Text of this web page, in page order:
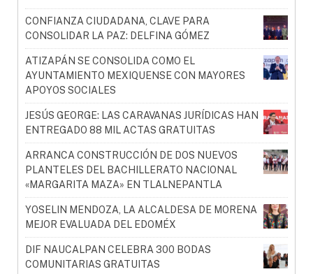
CONFIANZA CIUDADANA, CLAVE PARA
CONSOLIDAR LA PAZ: DELFINA GÓMEZ
ATIZAPÁN SE CONSOLIDA COMO EL
AYUNTAMIENTO MEXIQUENSE CON MAYORES
APOYOS SOCIALES
JESÚS GEORGE: LAS CARAVANAS JURÍDICAS HAN
ENTREGADO 88 MIL ACTAS GRATUITAS
ARRANCA CONSTRUCCIÓN DE DOS NUEVOS
PLANTELES DEL BACHILLERATO NACIONAL
«MARGARITA MAZA» EN TLALNEPANTLA
YOSELIN MENDOZA, LA ALCALDESA DE MORENA
MEJOR EVALUADA DEL EDOMÉX
DIF NAUCALPAN CELEBRA 300 BODAS
COMUNITARIAS GRATUITAS